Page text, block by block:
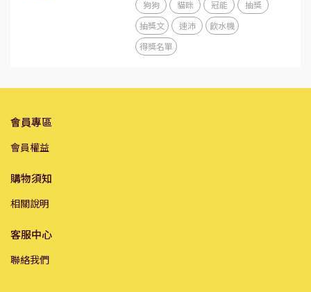
狗狗 貓咪 冠能
抽獎
抽獎文
速沛
飲水機
得獎名單
會員專區
會員權益
購物須知
相關說明
客服中心
聯絡我們